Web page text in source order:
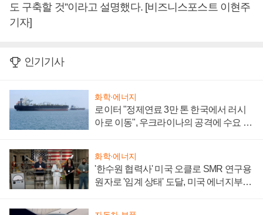
도 구축할 것”이라고 설명했다. [비즈니스포스트 이현주
기자]
인기기사
화학·에너지
로이터 "정제연료 3만 톤 한국에서 러시
아로 이동", 우크라이나의 공격에 수요 늘
화학·에너지
'한수원 협력사' 미국 오클로 SMR 연구용
원자로 '임계 상태' 도달, 미국 에너지부